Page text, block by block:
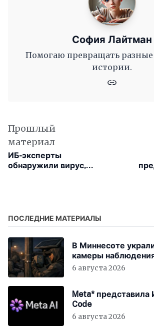
София Лайтман
Помогаю превращать разные
истории.
Прошлый
материал
ИБ-эксперты
обнаружили вирус,
ПОСЛЕДНИЕ МАТЕРИАЛЫ
В Миннесоте
камеры
6 августа 2026
Meta* представила
Code
6 августа 2026